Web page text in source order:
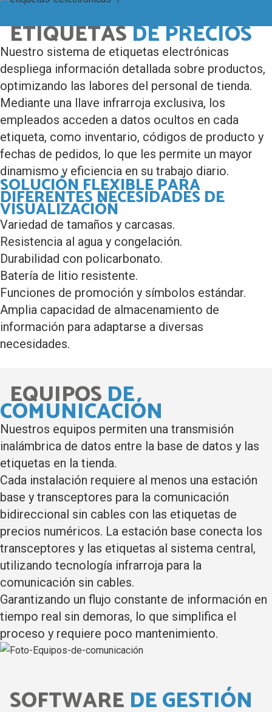
ETIQUETASDE PRECIOS
Nuestro sistema de etiquetas electrónicas
despliega información detallada sobre productos,
optimizando las labores del personal de tienda.
Mediante una llave infrarroja exclusiva, los
empleados acceden a datos ocultos en cada
etiqueta, como inventario, códigos de producto y
fechas de pedidos, lo que les permite un mayor
dinamismo y eficiencia en su trabajo diario.
SOLUCIÓN FLEXIBLE PARA
DIFERENTES NECESIDADES DE
VISUALIZACIÓN
Variedad de tamaños y carcasas.
Resistencia al agua y congelación.
Durabilidad con policarbonato.
Batería de litio resistente.
Funciones de promoción y símbolos estándar.
Amplia capacidad de almacenamiento de
información para adaptarse a diversas
necesidades.
EQUIPOSDE
COMUNICACIÓN
Nuestros equipos permiten una transmisión
inalámbrica de datos entre la base de datos y las
etiquetas en la tienda.
Cada instalación requiere al menos una estación
base y transceptores para la comunicación
bidireccional sin cables con las etiquetas de
precios numéricos. La estación base conecta los
transceptores y las etiquetas al sistema central,
utilizando tecnología infrarroja para la
comunicación sin cables.
Garantizando un flujo constante de información en
tiempo real sin demoras, lo que simplifica el
proceso y requiere poco mantenimiento.
SOFTWAREDE GESTIÓN